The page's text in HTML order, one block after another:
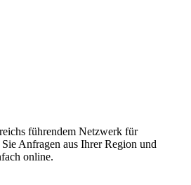
führendem Netzwerk für
Anfragen aus Ihrer Region und
online.